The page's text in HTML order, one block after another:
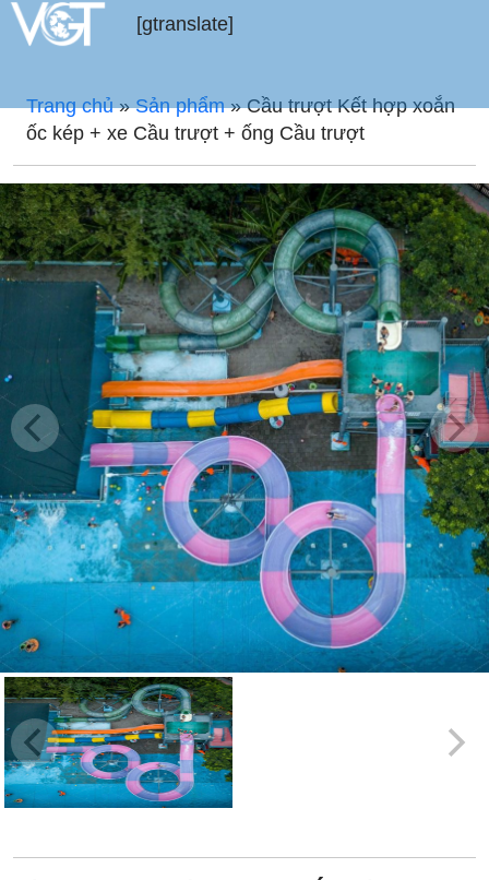
[gtranslate]
Trang chủ»Sản phẩm»Cầu trượt Kết hợp xoắn
ốc kép + xe Cầu trượt + ống Cầu trượt